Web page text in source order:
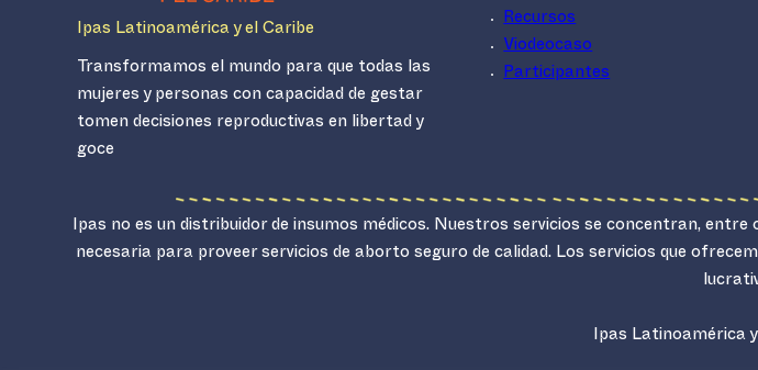
Ipas Latinoamérica y el Caribe
Transformamos el mundo para que todas las
mujeres y personas con capacidad de gestar
tomen decisiones reproductivas en libertad y
goce
Recursos
Viodeocaso
Participantes
Ipas no es un distribuidor de insumos médicos. Nuestros servicios se concentran,
necesaria para proveer servicios de aborto seguro de calidad. Los servicios que
Ipas Latinoamérica y